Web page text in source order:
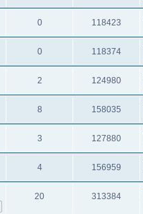
0 118423
0 118374
2 124980
8 158035
3 127880
4 156959
20 313384